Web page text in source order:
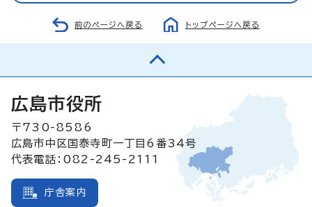
前のページへ戻る トップページへ戻る
広島市役所
〒730-8586
広島市中区国泰寺町一丁目6番34号
代表電話：082-245-2111
庁舎案内